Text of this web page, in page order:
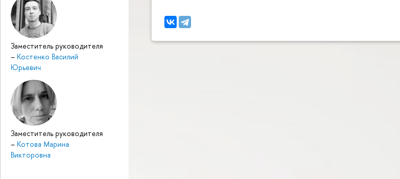
Заместитель руководителя
– Костенко Василий
Юрьевич
Заместитель руководителя
– Котова Марина
Викторовна